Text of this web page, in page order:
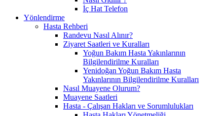
İç Hat Telefon
Yönlendirme
Hasta Rehberi
Randevu Nasıl Alınır?
Ziyaret Saatleri ve Kuralları
Yoğun Bakım Hasta Yakınlarının
Bilgilendirilme Kuralları
Yenidoğan Yoğun Bakım Hasta
Yakınlarının Bilgilendirilme Kuralları
Nasıl Muayene Olurum?
Muayene Saatleri
Hasta - Çalışan Hakları ve Sorumlulukları